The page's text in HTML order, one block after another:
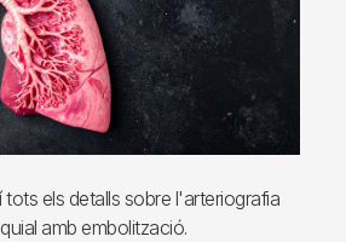
els detalls sobre l'arteriografia
amb embolització.